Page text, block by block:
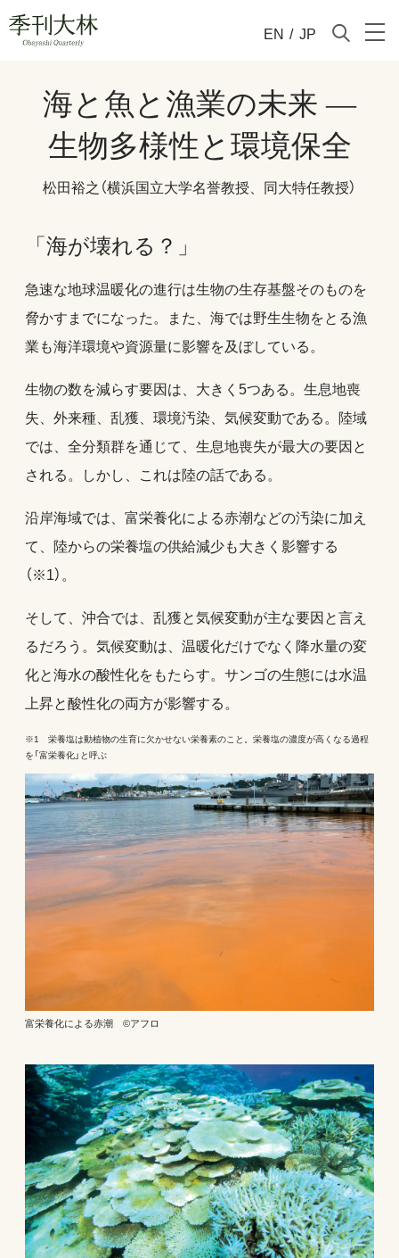
EN / JP
海と魚と漁業の未来 ―
生物多様性と環境保全
松田裕之（横浜国立大学名誉教授、同大特任教授）
「海が壊れる？」
急速な地球温暖化の進行は生物の生存基盤そのものを
脅かすまでになった。また、海では野生生物をとる漁
業も海洋環境や資源量に影響を及ぼしている。
生物の数を減らす要因は、大きく5つある。生息地喪
失、外来種、乱獲、環境汚染、気候変動である。陸域
では、全分類群を通じて、生息地喪失が最大の要因と
される。しかし、これは陸の話である。
沿岸海域では、富栄養化による赤潮などの汚染に加え
て、陸からの栄養塩の供給減少も大きく影響する
（※1）。
そして、沖合では、乱獲と気候変動が主な要因と言え
るだろう。気候変動は、温暖化だけでなく降水量の変
化と海水の酸性化をもたらす。サンゴの生態には水温
上昇と酸性化の両方が影響する。
※1 栄養塩は動植物の生育に欠かせない栄養素のこと。栄養塩の濃度が高くなる過程
を「富栄養化」と呼ぶ
富栄養化による赤潮 ©アフロ